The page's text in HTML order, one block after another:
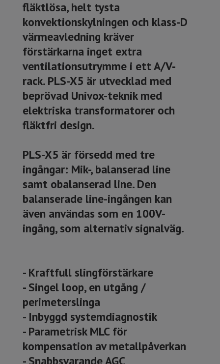
fläktlösa, helt tysta
konvektionskylningen och klass-D
värmeavledning kräver
förstärkarna inget extra
ventilationsutrymme i ett A/V-
rack. PLS-X5 är utvecklad med
beprövad Univox-teknik med
elektriska transformatorer och
fläktfri design.
PLS-X5 är försedd med tre
ingångar: Mik-, balanserad line
samt obalanserad line. Den
balanserade line-ingången kan
även användas som en 100V-
ingång, som alternativ signalväg.
- Kraftfull slingförstärkare
- Singel loop, en utgång /
perimeterslinga
- Inbyggd systemdiagnostik
- Parametrisk MLC för
kompensation av metallpåverkan
- Snabbsvarande AGC